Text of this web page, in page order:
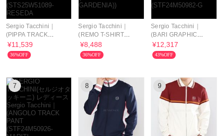
Sergio Tacchini｜
(PIPPA TRACK
SHORT
(STS25W51089-
RESEDA
¥11,539
36%OFF
Sergio Tacchini｜
(REMO T-SHIRT
(STS25M51145-
GARDENIA))
¥8,488
36%OFF
Sergio Tacchini｜
(BARI GRAPHIC
SWEATPANT
(STF24M50982-G
¥12,317
43%OFF
7 8 9